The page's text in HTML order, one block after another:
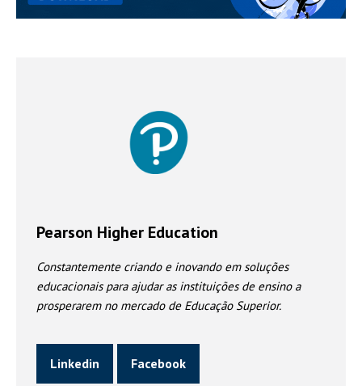
Pearson Higher Education
Constantemente criando e inovando em soluções
educacionais para ajudar as instituições de ensino a
prosperarem no mercado de Educação Superior.
Linkedin Facebook